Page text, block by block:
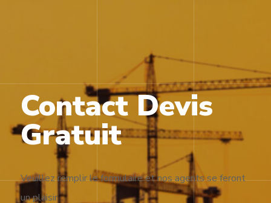
Contact Devis
Gratuit
Veuillez remplir le formulaire et nos agents se feront
un plaisir